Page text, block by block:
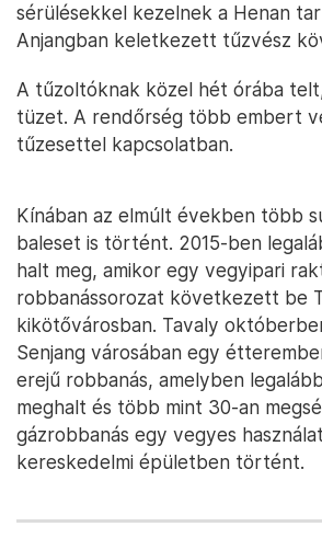
sérülésekkel kezelnek a Henan
Anjangban keletkezett tűzvész
A tűzoltóknak közel hét órába
tüzet. A rendőrség több embert
tűzesettel kapcsolatban.
Kínában az elmúlt években több
baleset is történt. 2015-ben
halt meg, amikor egy vegyipari
robbanássorozat következett be
kikötővárosban. Tavaly
Senjang városában egy
erejű robbanás, amelyben
meghalt és több mint 30-an
gázrobbanás egy vegyes
kereskedelmi épületben történt.